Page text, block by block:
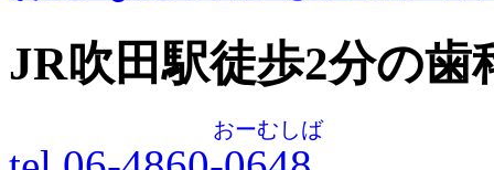
JR吹田駅徒歩2分の歯
おーむしば